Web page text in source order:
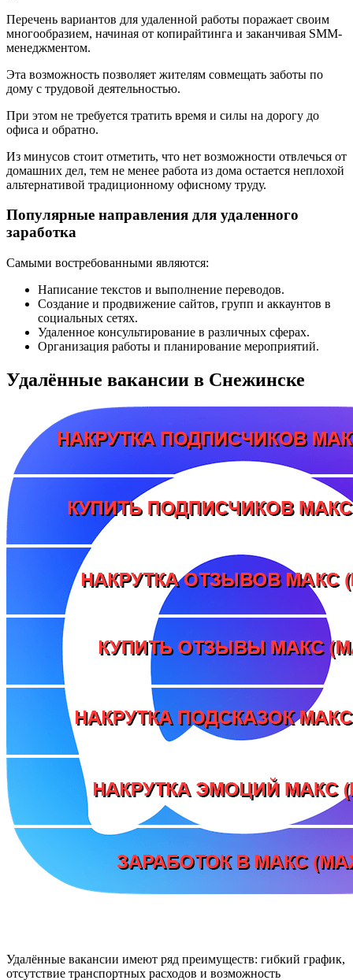
Перечень вариантов для удаленной работы поражает своим
многообразием, начиная от копирайтинга и заканчивая SMM-
менеджментом.
Эта возможность позволяет жителям совмещать заботы по
дому с трудовой деятельностью.
При этом не требуется тратить время и силы на дорогу до
офиса и обратно.
Из минусов стоит отметить, что нет возможности отвлечься от
домашних дел, тем не менее работа из дома остается неплохой
альтернативой традиционному офисному труду.
Популярные направления для удаленного
заработка
Самыми востребованными являются:
Написание текстов и выполнение переводов.
Создание и продвижение сайтов, групп и аккаунтов в
социальных сетях.
Удаленное консультирование в различных сферах.
Организация работы и планирование мероприятий.
Удалённые вакансии в Снежинске
Удалённые вакансии имеют ряд преимуществ: гибкий график,
отсутствие транспортных расходов и возможность